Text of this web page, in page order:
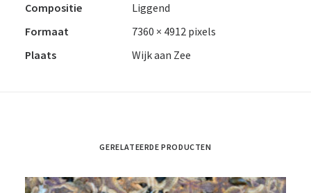
Compositie
Liggend
Formaat
7360 × 4912 pixels
Plaats
Wijk aan Zee
GERELATEERDE PRODUCTEN